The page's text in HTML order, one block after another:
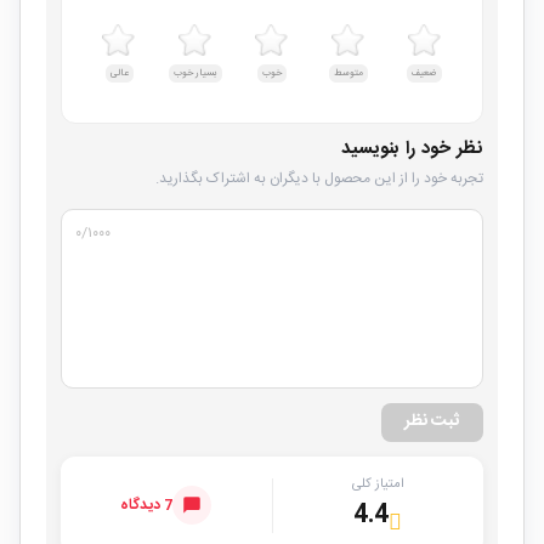
ضعیف متوسط خوب بسیار خوب عالی
نظر خود را بنویسید
تجربه خود را از این محصول با دیگران به اشتراک بگذارید.
۰/۱۰۰۰
ثبت نظر
امتیاز کلی
4.4 7 دیدگاه